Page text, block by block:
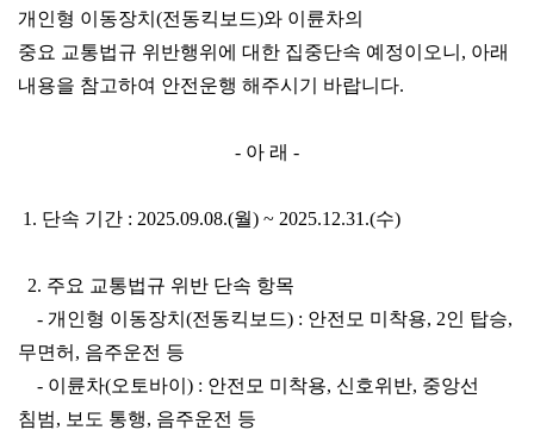
개인형 이동장치(전동킥보드)와 이륜차의
중요 교통법규 위반행위에 대한 집중단속 예정이오니, 아래
내용을 참고하여 안전운행 해주시기 바랍니다.
- 아 래 -
1. 단속 기간 : 2025.09.08.(월) ~ 2025.12.31.(수)
2. 주요 교통법규 위반 단속 항목
- 개인형 이동장치(전동킥보드) : 안전모 미착용, 2인 탑승,
무면허, 음주운전 등
- 이륜차(오토바이) : 안전모 미착용, 신호위반, 중앙선
침범, 보도 통행, 음주운전 등